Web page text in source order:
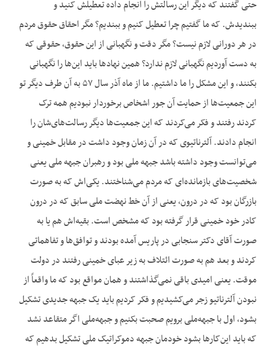
حتی گفتند که دیگر این رسالتش را انجام داده تعطیلش کنید و
ببندیدش. که ما گفتیم چرا تعطیل کنیم و ببندیم؟ مگر احقاق حقوق مردم
در هر دورانی لازم نیست؟ مگر دقت و نگهبانی از این حقوق، حقوقی که
به دست آوردیم نگهبانی لازم ندارد؟ همین نهادها باید این‌ها را نگهبانی
بکنند، و این مشکل را ما داشتیم. ما از ماه آذر سال ۵۷ به آن طرف دیگر تو
این جمعیت‌ها از حمایت آن جور اشخاص برخوردار نبودیم همه ترک
کردند رفتند و فکر می‌کردند که این جمعیت‌ها دیگر رسالت‌های‌شان را
انجام دادند. آلترناتیوی که در آن زمان وجود داشت در مقابل خمینی و
می‌توانست وجود داشته باشد جبهه ملی بود و رهبران جبهه ملی یعنی
شخصیت‌های بازمانده‌ای که مردم می‌شناختند. یکی‌اش که به صورت
بازرگان بود که در درون، یعنی از آن خط نهضت ملی سابق که در درون
کادر خود خمینی قرار گرفته بود که مشخص است. بقیه‌اش هم یا به
صورت آقای دکتر سنجابی در پاریس آمده بودند و توافق‌ها و تفاهماتی
کردند و بعد هم به صورت ائتلاف به زیر عبای خمینی رفتند در دولت
موقت. یعنی امیدی باقی نمی‌گذاشتند و همان مواقع بود که ما واقعاً از
نبودن آلترناتیو زجر می‌کشیدیم و فکر کردیم باید یک جبهه جدیدی تشکیل
بشود، اول با جبهه‌ملی برویم صحبت بکنیم و جبهه‌ملی اگر متقاعد نشد
که باید این‌کارها بشود خودمان جبهه دموکراتیک ملی تشکیل بدهیم که